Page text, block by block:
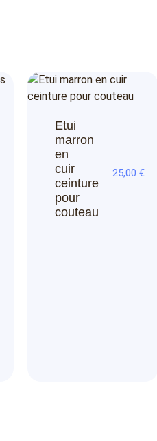
Etui
marron
en
cuir
ceinture
pour
couteau
25,00 €